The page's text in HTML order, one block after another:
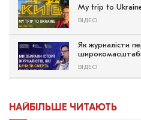
My trip to
ВІДЕО
Як журналісти
ВІДЕО
НАЙБІЛЬШЕ ЧИТАЮТЬ